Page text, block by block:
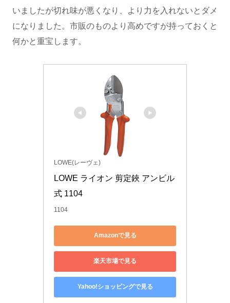
いましたが切れ味が悪くなり、より力を入れないとダメ
になりました。市販のものより高めですが持っておくと
何かと重宝します。
LOWE(レーヴェ)
LOWE ライオン 剪定鋏 アンビル
式 1104
1104
Amazonで見る
楽天市場で見る
Yahoo!ショッピングで見る